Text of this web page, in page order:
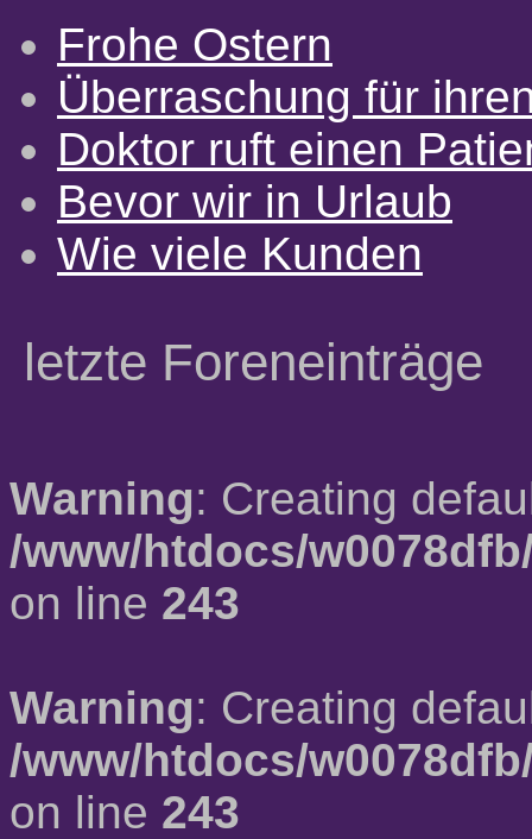
Frohe Ostern
Überraschung für
Doktor ruft einen
Bevor wir in Urlaub
Wie viele Kunden
letzte Foreneinträge
Warning: Creating
/www/htdocs/
on line 243
Warning: Creating
/www/htdocs/
on line 243